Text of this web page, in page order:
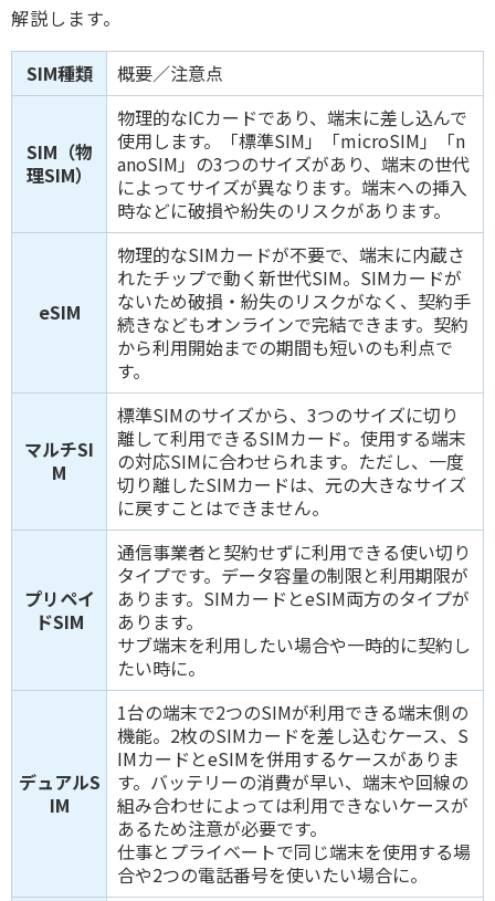
解説します。
SIM種類 概要／注意点
SIM（物
理SIM）
物理的なICカードであり、端末に差し込んで
使用します。「標準SIM」「microSIM」「n
anoSIM」の3つのサイズがあり、端末の世代
によってサイズが異なります。端末への挿入
時などに破損や紛失のリスクがあります。
eSIM
物理的なSIMカードが不要で、端末に内蔵さ
れたチップで動く新世代SIM。SIMカードが
ないため破損・紛失のリスクがなく、契約手
続きなどもオンラインで完結できます。契約
から利用開始までの期間も短いのも利点で
す。
マルチSI
M
標準SIMのサイズから、3つのサイズに切り
離して利用できるSIMカード。使用する端末
の対応SIMに合わせられます。ただし、一度
切り離したSIMカードは、元の大きなサイズ
に戻すことはできません。
プリペイ
ドSIM
通信事業者と契約せずに利用できる使い切り
タイプです。データ容量の制限と利用期限が
あります。SIMカードとeSIM両方のタイプが
あります。
サブ端末を利用したい場合や一時的に契約し
たい時に。
デュアルS
IM
1台の端末で2つのSIMが利用できる端末側の
機能。2枚のSIMカードを差し込むケース、S
IMカードとeSIMを併用するケースがありま
す。バッテリーの消費が早い、端末や回線の
組み合わせによっては利用できないケースが
あるため注意が必要です。
仕事とプライベートで同じ端末を使用する場
合や2つの電話番号を使いたい場合に。